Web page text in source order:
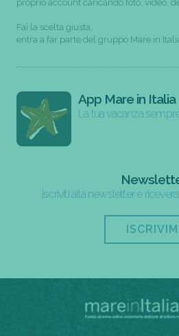
proprio account caricando foto, video,
Fai la scelta giusta,
entra a far parte del gruppo Mare in
App Mare in Italia
La tua vacanza
Iscriviti alla newsletter e